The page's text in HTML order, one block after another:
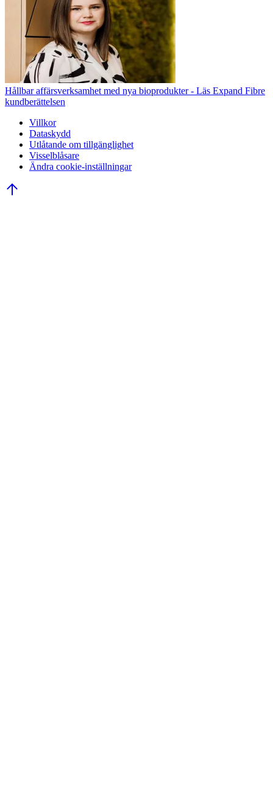
Hållbar affärsverksamhet med nya bioprodukter - Läs Expand Fibre
kundberättelsen
Villkor
Dataskydd
Utlåtande om tillgänglighet
Visselblåsare
Ändra cookie-inställningar